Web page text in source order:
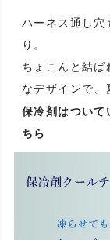
ハーネス通し穴
り。
ちょこんと結ば
なデザインで、
保冷剤はついて
ちら